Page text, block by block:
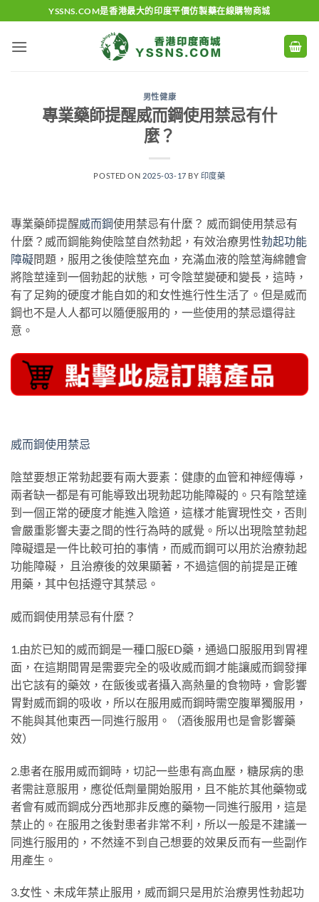
to
content
YSSNS.COM是香港最大的印度平價仿製藥在線購物商城
男性健康
專業藥師提醒威而鋼使用禁忌有什
麼？
POSTED ON 2025-03-17 BY 印度藥
專業藥師提醒威而鋼使用禁忌有什麼？ 威而鋼使用禁忌有
什麼？威而鋼能夠使陰莖自然勃起，有效治療男性勃起功能
障礙問題，服用之後使陰莖充血，充滿血液的陰莖海綿體會
將陰莖達到一個勃起的狀態，可令陰莖變硬和變長，這時，
有了足夠的硬度才能自如的和女性進行性生活了。但是威而
鋼也不是人人都可以隨便服用的，一些使用的禁忌還得註
意。
威而鋼使用禁忌
陰莖要想正常勃起要有兩大要素：健康的血管和神經傳導，
兩者缺一都是有可能導致出現勃起功能障礙的。只有陰莖達
到一個正常的硬度才能進入陰道，這樣才能實現性交，否則
會嚴重影響夫妻之間的性行為時的感覺。所以出現陰莖勃起
障礙還是一件比較可拍的事情，而威而鋼可以用於治療勃起
功能障礙， 且治療後的效果顯著，不過這個的前提是正確
用藥，其中包括遵守其禁忌。
威而鋼使用禁忌有什麼？
1.由於已知的威而鋼是一種口服ED藥，通過口服服用到胃裡
面，在這期間胃是需要完全的吸收威而鋼才能讓威而鋼發揮
出它該有的藥效，在飯後或者攝入高熱量的食物時，會影響
胃對威而鋼的吸收，所以在服用威而鋼時需空腹單獨服用，
不能與其他東西一同進行服用。（酒後服用也是會影響藥
效）
2.患者在服用威而鋼時，切記一些患有高血壓，糖尿病的患
者需註意服用，應從低劑量開始服用，且不能於其他藥物或
者會有威而鋼成分西地那非反應的藥物一同進行服用，這是
禁止的。在服用之後對患者非常不利，所以一般是不建議一
同進行服用的，不然達不到自己想要的效果反而有一些副作
用產生。
3.女性、未成年禁止服用，威而鋼只是用於治療男性勃起功